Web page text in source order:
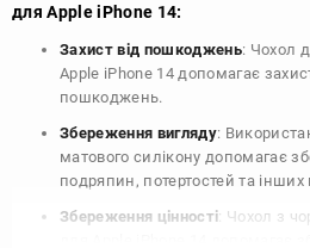
для Apple iPhone 14:
Захист від пошкоджень: Чохол
Apple iPhone 14 допомагає
пошкоджень.
Збереження вигляду:
матового силікону допомагає
подряпин, потертостей та
Збереження цінності: Чохол з